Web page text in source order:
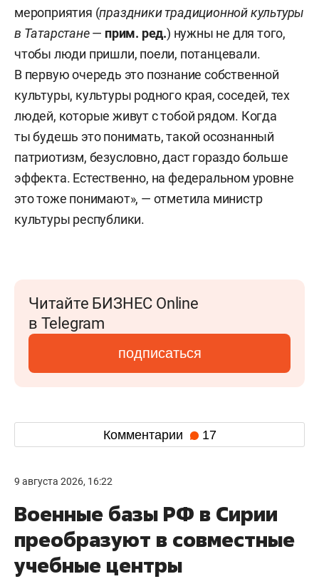
мероприятия (праздники традиционной культуры
в Татарстане— прим. ред.) нужны не для того,
чтобы люди пришли, поели, потанцевали.
В первую очередь это познание собственной
культуры, культуры родного края, соседей, тех
людей, которые живут с тобой рядом. Когда
ты будешь это понимать, такой осознанный
патриотизм, безусловно, даст гораздо больше
эффекта. Естественно, на федеральном уровне
это тоже понимают», — отметила министр
культуры республики.
Читайте БИЗНЕС Online
в Telegram
подписаться
Комментарии 17
9 августа 2026, 16:22
Военные базы РФ в Сирии
преобразуют в совместные
учебные центры